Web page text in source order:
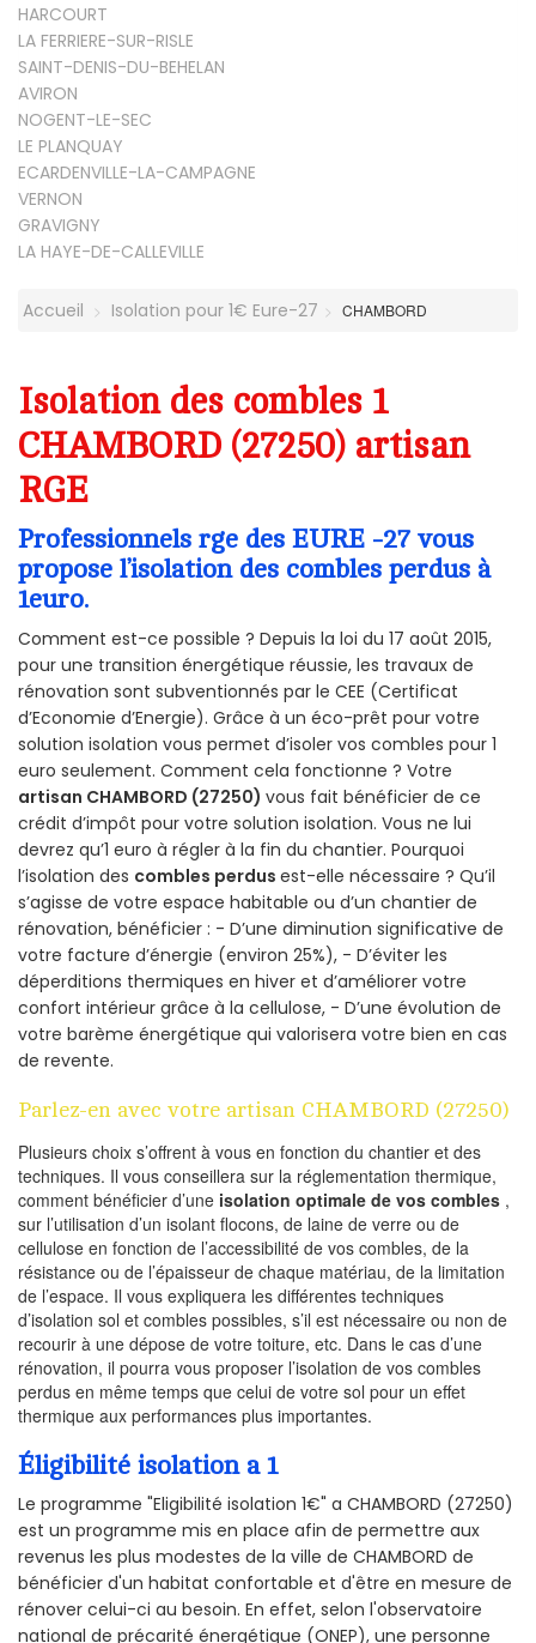
HARCOURT
LA FERRIERE-SUR-RISLE
SAINT-DENIS-DU-BEHELAN
AVIRON
NOGENT-LE-SEC
LE PLANQUAY
ECARDENVILLE-LA-CAMPAGNE
VERNON
GRAVIGNY
LA HAYE-DE-CALLEVILLE
Accueil Isolation pour 1€ Eure-27 CHAMBORD
Isolation des combles 1
CHAMBORD (27250) artisan
RGE
Professionnels rge des EURE -27 vous
propose l’isolation des combles perdus à
1euro.
Comment est-ce possible ? Depuis la loi du 17 août 2015,
pour une transition énergétique réussie, les travaux de
rénovation sont subventionnés par le CEE (Certificat
d’Economie d’Energie). Grâce à un éco-prêt pour votre
solution isolation vous permet d’isoler vos combles pour 1
euro seulement. Comment cela fonctionne ? Votre
artisan CHAMBORD (27250) vous fait bénéficier de ce
crédit d’impôt pour votre solution isolation. Vous ne lui
devrez qu’1 euro à régler à la fin du chantier. Pourquoi
l’isolation des combles perdus est-elle nécessaire ? Qu’il
s’agisse de votre espace habitable ou d’un chantier de
rénovation, bénéficier : - D’une diminution significative de
votre facture d’énergie (environ 25%), - D’éviter les
déperditions thermiques en hiver et d’améliorer votre
confort intérieur grâce à la cellulose, - D’une évolution de
votre barème énergétique qui valorisera votre bien en cas
de revente.
Parlez-en avec votre artisan CHAMBORD (27250)
Plusieurs choix s’offrent à vous en fonction du chantier et des
techniques. Il vous conseillera sur la réglementation thermique,
comment bénéficier d’une isolation optimale de vos combles ,
sur l’utilisation d’un isolant flocons, de laine de verre ou de
cellulose en fonction de l’accessibilité de vos combles, de la
résistance ou de l’épaisseur de chaque matériau, de la limitation
de l’espace. Il vous expliquera les différentes techniques
d’isolation sol et combles possibles, s’il est nécessaire ou non de
recourir à une dépose de votre toiture, etc. Dans le cas d’une
rénovation, il pourra vous proposer l’isolation de vos combles
perdus en même temps que celui de votre sol pour un effet
thermique aux performances plus importantes.
Éligibilité isolation a 1
Le programme "Eligibilité isolation 1€" a CHAMBORD (27250)
est un programme mis en place afin de permettre aux
revenus les plus modestes de la ville de CHAMBORD de
bénéficier d'un habitat confortable et d'être en mesure de
rénover celui-ci au besoin. En effet, selon l'observatoire
national de précarité énergétique (ONEP), une personne